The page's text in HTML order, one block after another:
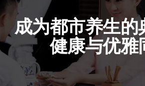
成为都市养生的
健康与优雅